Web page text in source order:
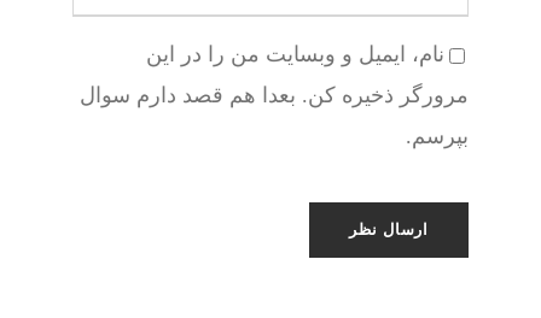
نام، ایمیل و وبسایت من را در این
مرورگر ذخیره کن. بعدا هم قصد دارم سوال
بپرسم.